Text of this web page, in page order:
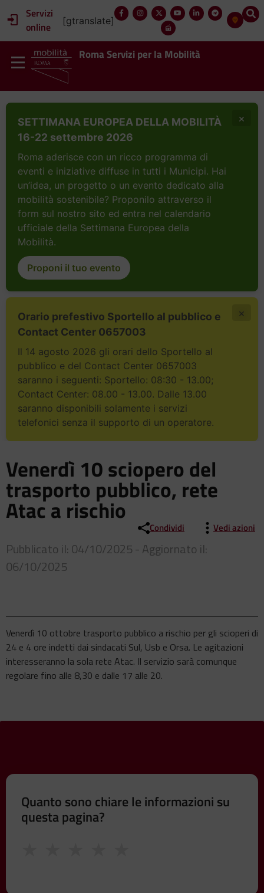
Servizi
online
[gtranslate]
Roma Servizi per la Mobilità
SETTIMANA EUROPEA DELLA MOBILITÀ
16-22 settembre 2026
Roma aderisce con un ricco programma di
eventi e iniziative diffuse in tutti i Municipi. Hai
un’idea, un progetto o un evento dedicato alla
mobilità sostenibile? Proponilo attraverso il
form sul nostro sito ed entra nel calendario
ufficiale della Settimana Europea della
Mobilità.
Proponi il tuo evento
×
Orario prefestivo Sportello al pubblico e
Contact Center 0657003
Il 14 agosto 2026 gli orari dello Sportello al
pubblico e del Contact Center 0657003
saranno i seguenti: Sportello: 08:30 - 13.00;
Contact Center: 08.00 - 13.00. Dalle 13.00
saranno disponibili solamente i servizi
telefonici senza il supporto di un operatore.
×
Venerdì 10 sciopero del
trasporto pubblico, rete
Atac a rischio
Condividi Vedi azioni
Pubblicato il: 04/10/2025 - Aggiornato il:
06/10/2025
Venerdì 10 ottobre trasporto pubblico a rischio per gli scioperi di
24 e 4 ore indetti dai sindacati Sul, Usb e Orsa. Le agitazioni
interesseranno la sola rete Atac. Il servizio sarà comunque
regolare fino alle 8,30 e dalle 17 alle 20.
Quanto sono chiare le informazioni su
questa pagina?